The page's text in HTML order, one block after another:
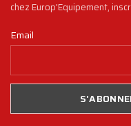
chez Europ'Equipement,
Email